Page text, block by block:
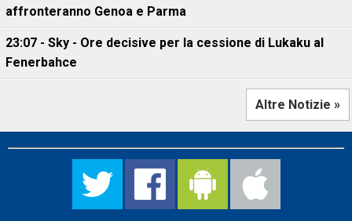
affronteranno Genoa e Parma
23:07 - Sky - Ore decisive per la cessione di Lukaku al
Fenerbahce
Altre Notizie »